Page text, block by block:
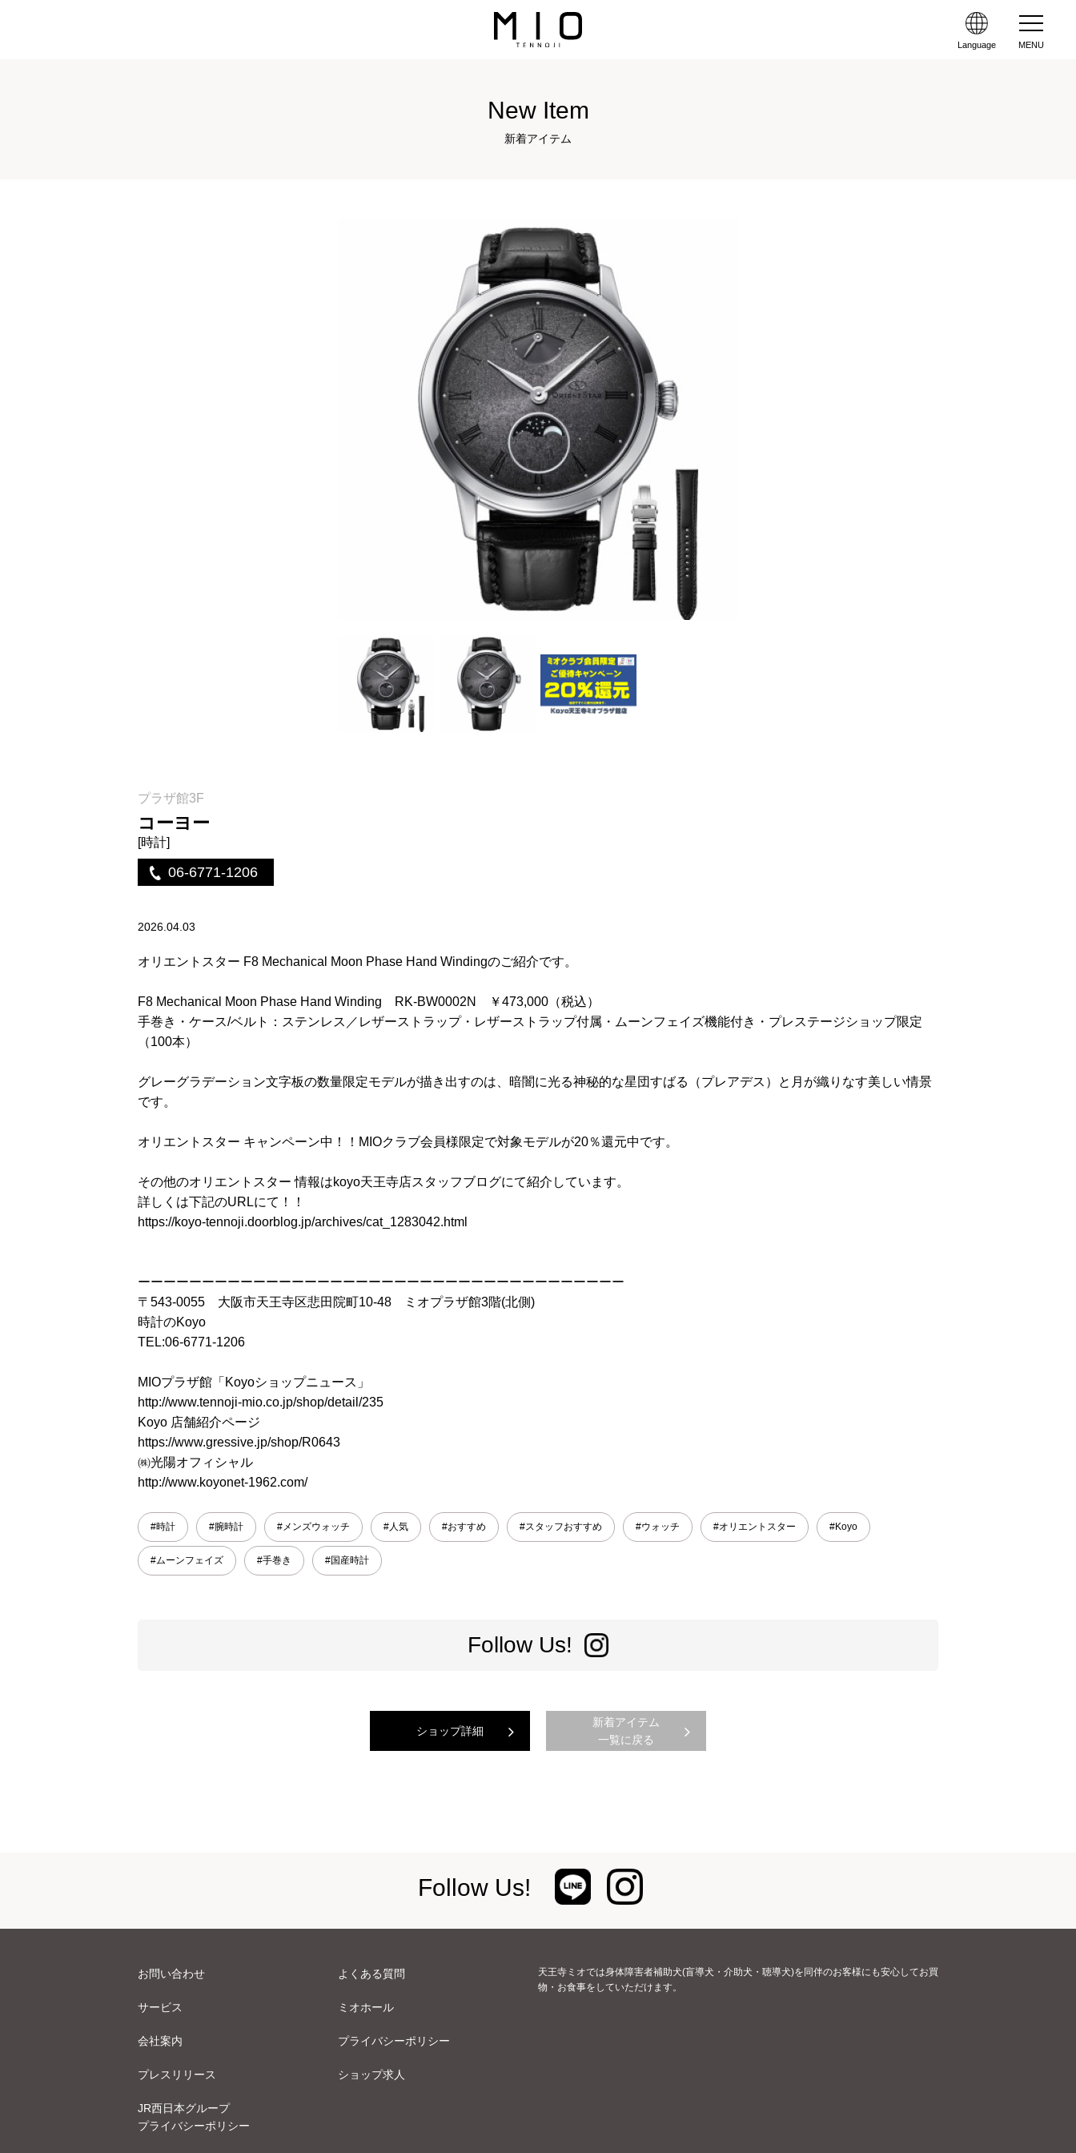
Language MENU
New Item
新着アイテム
プラザ館3F
コーヨー
[時計]
06-6771-1206
2026.04.03
オリエントスター F8 Mechanical Moon Phase Hand Windingのご紹介です。
F8 Mechanical Moon Phase Hand Winding RK-BW0002N ￥473,000（税込）
手巻き・ケース/ベルト：ステンレス／レザーストラップ・レザーストラップ付属・ムーンフェイズ機能付き・プレステージショップ限定
（100本）
グレーグラデーション文字板の数量限定モデルが描き出すのは、暗闇に光る神秘的な星団すばる（プレアデス）と月が織りなす美しい情景
です。
オリエントスター キャンペーン中！！MIOクラブ会員様限定で対象モデルが20％還元中です。
その他のオリエントスター 情報はkoyo天王寺店スタッフブログにて紹介しています。
詳しくは下記のURLにて！！
https://koyo-tennoji.doorblog.jp/archives/cat_1283042.html
ーーーーーーーーーーーーーーーーーーーーーーーーーーーーーーーーーーーーーー
〒543-0055 大阪市天王寺区悲田院町10-48 ミオプラザ館3階(北側)
時計のKoyo
TEL:06-6771-1206
MIOプラザ館「Koyoショップニュース」
http://www.tennoji-mio.co.jp/shop/detail/235
Koyo 店舗紹介ページ
https://www.gressive.jp/shop/R0643
㈱光陽オフィシャル
http://www.koyonet-1962.com/
#時計 #腕時計 #メンズウォッチ #人気 #おすすめ #スタッフおすすめ #ウォッチ #オリエントスター #Koyo
#ムーンフェイズ #手巻き #国産時計
Follow Us!
ショップ詳細
新着アイテム
一覧に戻る
Follow Us!
お問い合わせ よくある質問
サービス ミオホール
会社案内 プライバシーポリシー
プレスリリース ショップ求人
JR西日本グループ
プライバシーポリシー
天王寺ミオでは身体障害者補助犬(盲導犬・介助犬・聴導犬)を同伴のお客様にも安心してお買
物・お食事をしていただけます。